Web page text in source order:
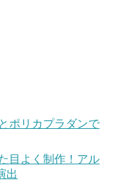
ポリカプラダンで
目よく制作！アル
出